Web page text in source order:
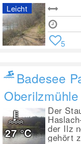
Leicht
5
Badesee
Oberilzmühle
Der
der Ilz
gehört
27°C